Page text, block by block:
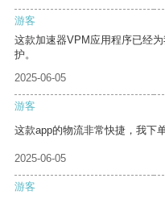
游客
这款加速器VPM应用程序已经
护。
2025-06-05
游客
这款app的物流非常快捷，我下
2025-06-05
游客